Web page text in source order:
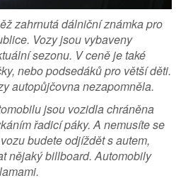
zahrnutá dálniční známka pro
Vozy jsou vybaveny
sezonu. V ceně je také
nebo podsedáků pro větší děti.
autopůjčovna nezapomněla.
jsou vozidla chráněna
řadicí páky. A nemusíte se
budete odjíždět s autem,
nějaký billboard. Automobily